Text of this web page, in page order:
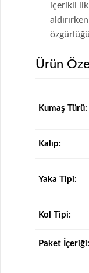
içerikli
Ürün
Kumaş Türü:
Kalıp:
Yaka Tipi:
Kol Tipi:
Paket İçeriği: